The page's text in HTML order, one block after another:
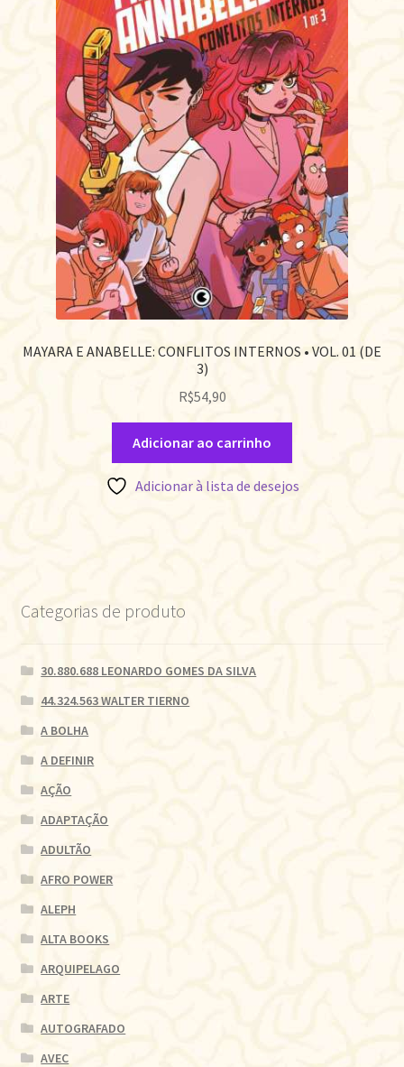
MAYARA E ANABELLE: CONFLITOS INTERNOS • VOL. 01 (DE
3)
R$54,90
Adicionar ao carrinho
Adicionar à lista de desejos
Categorias de produto
30.880.688 LEONARDO GOMES DA SILVA
44.324.563 WALTER TIERNO
A BOLHA
A DEFINIR
AÇÃO
ADAPTAÇÃO
ADULTÃO
AFRO POWER
ALEPH
ALTA BOOKS
ARQUIPELAGO
ARTE
AUTOGRAFADO
AVEC